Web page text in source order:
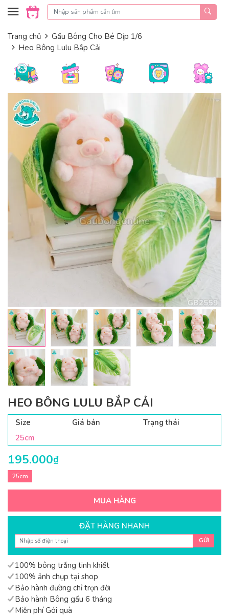
Skip to content
Trang chủ
Gấu Bông Cho Bé Dịp 1/6
Heo Bông Lulu Bắp Cải
HEO BÔNG LULU BẮP CẢI
Size Giá bán
Trạng thái
25cm
195.000₫
25cm
MUA HÀNG
ĐẶT HÀNG NHANH
GỬI
100% bông trắng tinh khiết
100% ảnh chụp tại shop
Bảo hành đường chỉ trọn đời
Bảo hành Bông gấu 6 tháng
Miễn phí Gói quà